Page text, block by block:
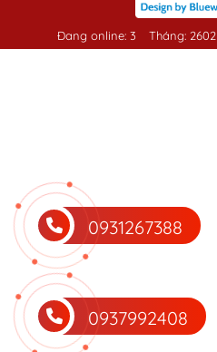
Đang online: 3 Tháng: 2602
0931267388
0937992408